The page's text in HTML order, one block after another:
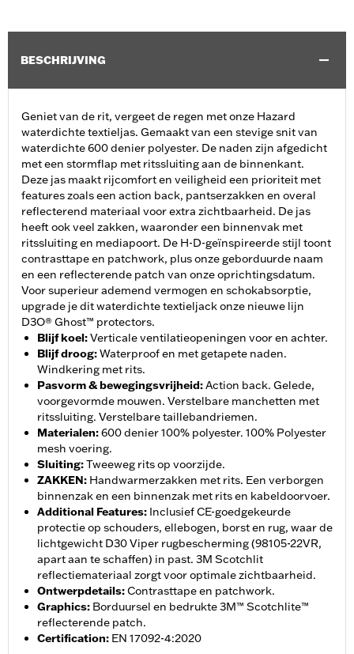
BESCHRIJVING
Geniet van de rit, vergeet de regen met onze Hazard
waterdichte textieljas. Gemaakt van een stevige snit van
waterdichte 600 denier polyester. De naden zijn afgedicht
met een stormflap met ritssluiting aan de binnenkant.
Deze jas maakt rijcomfort en veiligheid een prioriteit met
features zoals een action back, pantserzakken en overal
reflecterend materiaal voor extra zichtbaarheid. De jas
heeft ook veel zakken, waaronder een binnenvak met
ritssluiting en mediapoort. De H-D-geïnspireerde stijl toont
contrasttape en patchwork, plus onze geborduurde naam
en een reflecterende patch van onze oprichtingsdatum.
Voor superieur ademend vermogen en schokabsorptie,
upgrade je dit waterdichte textieljack onze nieuwe lijn
D3O® Ghost™ protectors.
Blijf koel:Verticale ventilatieopeningen voor en achter.
Blijf droog:Waterproof en met getapete naden.
Windkering met rits.
Pasvorm & bewegingsvrijheid:Action back. Gelede,
voorgevormde mouwen. Verstelbare manchetten met
ritssluiting. Verstelbare taillebandriemen.
Materialen:600 denier 100% polyester. 100% Polyester
mesh voering.
Sluiting:Tweeweg rits op voorzijde.
ZAKKEN: Handwarmerzakken met rits. Een verborgen
binnenzak en een binnenzak met rits en kabeldoorvoer.
Additional Features: Inclusief CE-goedgekeurde
protectie op schouders, ellebogen, borst en rug, waar de
lichtgewicht D30 Viper rugbescherming (98105-22VR,
apart aan te schaffen) in past. 3M Scotchlit
reflectiemateriaal zorgt voor optimale zichtbaarheid.
Ontwerpdetails:Contrasttape en patchwork.
Graphics: Borduursel en bedrukte 3M™ Scotchlite™
reflecterende patch.
Certification: EN 17092-4:2020